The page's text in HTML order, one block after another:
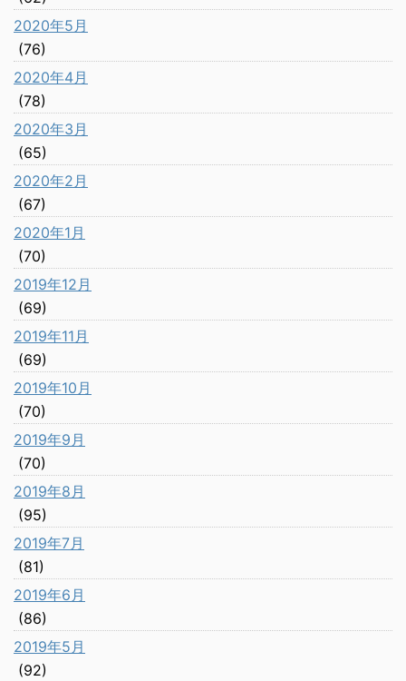
2020年5月
(76)
2020年4月
(78)
2020年3月
(65)
2020年2月
(67)
2020年1月
(70)
2019年12月
(69)
2019年11月
(69)
2019年10月
(70)
2019年9月
(70)
2019年8月
(95)
2019年7月
(81)
2019年6月
(86)
2019年5月
(92)